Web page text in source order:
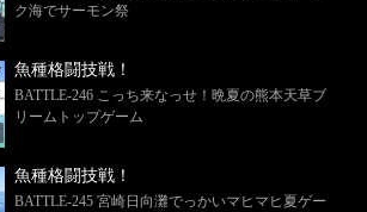
ク海でサーモン祭
魚種格闘技戦！
BATTLE-246 こっち来なっせ！晩夏の熊本天草ブ
リームトップゲーム
魚種格闘技戦！
BATTLE-245 宮崎日向灘でっかいマヒマヒ夏ゲー